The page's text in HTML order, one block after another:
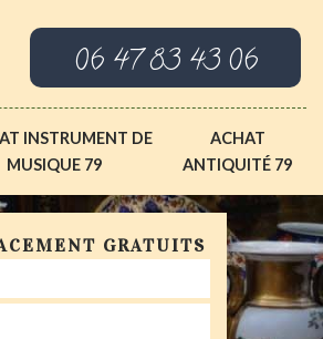
06 47 83 43 06
INSTRUMENT DE
MUSIQUE 79
ACHAT
ANTIQUITÉ 79
GRATUITS